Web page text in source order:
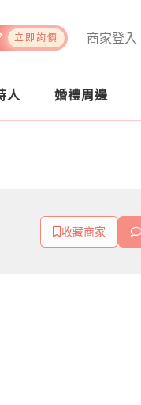
商家登入
立即詢價
人 婚禮周邊
收藏商家